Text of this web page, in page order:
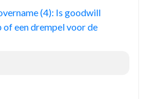
(4): Is goodwill
een drempel voor de